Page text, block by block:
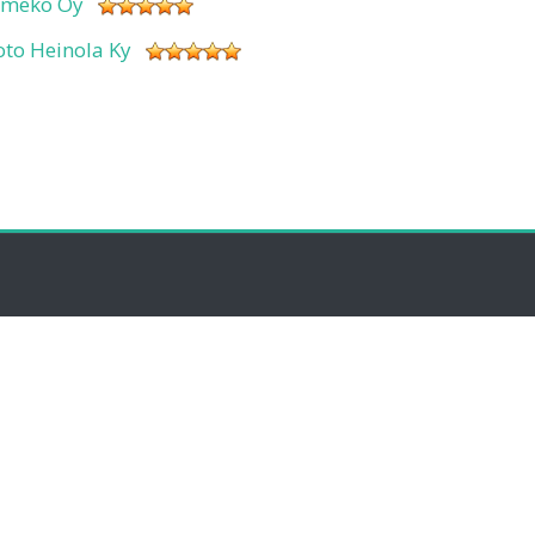
Heinola Ky